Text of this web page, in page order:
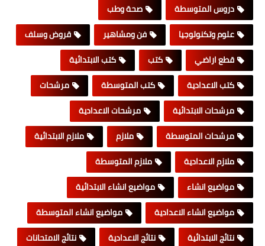
دروس المتوسطة
صحة وطب
علوم وتكنولوجيا
فن ومشاهير
قروض وسلف
قطع اراضي
كتب
كتب الابتدائية
كتب الاعدادية
كتب المتوسطة
مرشحات
مرشحات الابتدائية
مرشحات الاعدادية
مرشحات المتوسطة
ملازم
ملازم الابتدائية
ملازم الاعدادية
ملازم المتوسطة
مواضيع انشاء
مواضيع انشاء الابتدائية
مواضيع انشاء الاعدادية
مواضيع انشاء المتوسطة
نتائج الابتدائية
نتائج الاعدادية
نتائج الامتحانات